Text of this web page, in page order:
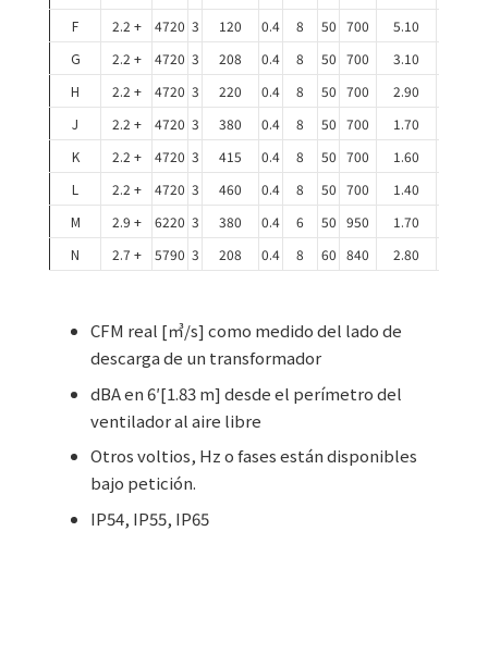
F
2.2 + 4720 3 120 0.4 8 50 700 5.10
G
2.2 + 4720 3 208 0.4 8 50 700 3.10
H
2.2 + 4720 3 220 0.4 8 50 700 2.90
J
2.2 + 4720 3 380 0.4 8 50 700 1.70
K
2.2 + 4720 3 415 0.4 8 50 700 1.60
L
2.2 + 4720 3 460 0.4 8 50 700 1.40
M
2.9 + 6220 3 380 0.4 6 50 950 1.70
N
2.7 + 5790 3 208 0.4 8 60 840 2.80
CFM real [㎥/s] como medido del lado de
descarga de un transformador
dBA en 6′[1.83 m] desde el perímetro del
ventilador al aire libre
Otros voltios, Hz o fases están disponibles
bajo petición.
IP54, IP55, IP65